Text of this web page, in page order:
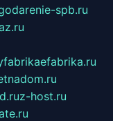
spb.ru
z-host.ru